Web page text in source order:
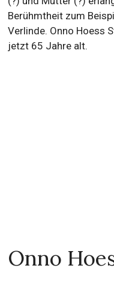
Berühmtheit zum
Verlinde. Onno Hoess
jetzt 65 Jahre alt.
Onno